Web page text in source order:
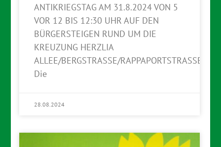
ANTIKRIEGSTAG AM 31.8.2024 VON 5
VOR 12 BIS 12:30 UHR AUF DEN
BÜRGERSTEIGEN RUND UM DIE
KREUZUNG HERZLIA
ALLEE/BERGSTRASSE/RAPPAPORTSTRASSE
Die
28.08.2024